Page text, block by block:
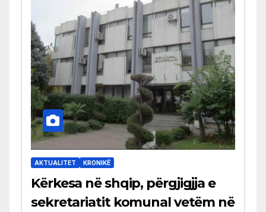
AKTUALITET KRONIKË
Kërkesa në shqip, përgjigjja e
sekretariatit komunal vetëm në